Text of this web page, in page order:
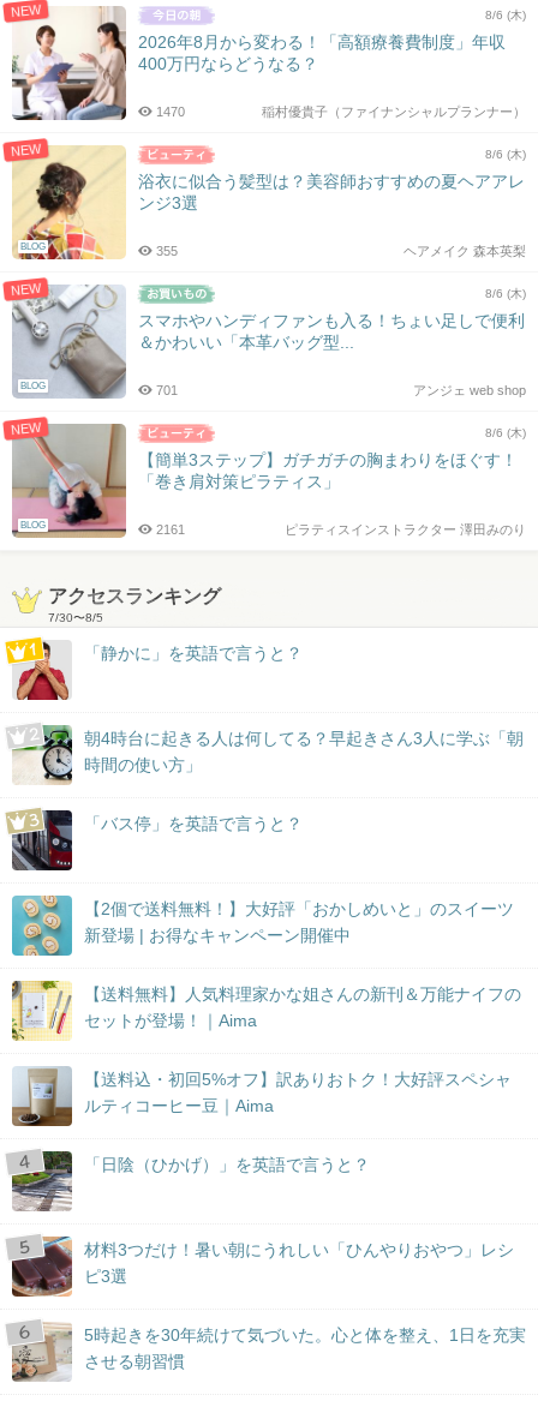
NEW 8/6 (木)
2026年8月から変わる！「高額療養費制度」年収
400万円ならどうなる？
稲村優貴子（ファイナンシャルプランナー）
1470
NEW
BLOG
8/6 (木)
浴衣に似合う髪型は？美容師おすすめの夏ヘアアレ
ンジ3選
ヘアメイク 森本英梨
355
NEW
BLOG
8/6 (木)
スマホやハンディファンも入る！ちょい足しで便利
＆かわいい「本革バッグ型...
アンジェ web shop
701
NEW
BLOG
8/6 (木)
【簡単3ステップ】ガチガチの胸まわりをほぐす！
「巻き肩対策ピラティス」
ピラティスインストラクター 澤田みのり
2161
アクセスランキング
7/30〜8/5
「静かに」を英語で言うと？
朝4時台に起きる人は何してる？早起きさん3人に学ぶ「朝
時間の使い方」
「バス停」を英語で言うと？
【2個で送料無料！】大好評「おかしめいと」のスイーツ
新登場 | お得なキャンペーン開催中
【送料無料】人気料理家かな姐さんの新刊＆万能ナイフの
セットが登場！｜Aima
【送料込・初回5%オフ】訳ありおトク！大好評スペシャ
ルティコーヒー豆｜Aima
「日陰（ひかげ）」を英語で言うと？
材料3つだけ！暑い朝にうれしい「ひんやりおやつ」レシ
ピ3選
5時起きを30年続けて気づいた。心と体を整え、1日を充実
させる朝習慣